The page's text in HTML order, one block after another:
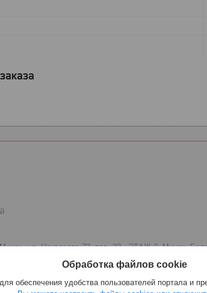
ул. Некрасова 73, пав. 32 - ЭТАЖ 2, Минск,
Обработка файлов cookie
обеспечения удобства пользователей портала и